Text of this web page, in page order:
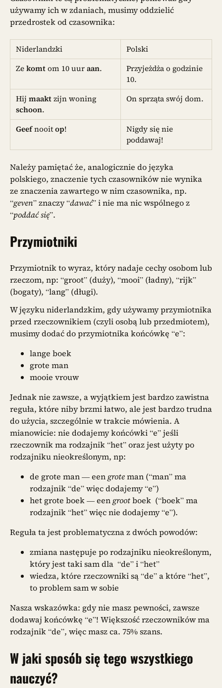
używamy ich w zdaniach, musimy oddzielić
przedrostek od czasownika:
Niderlandzki
Polski
Zekomtom 10 uuraan.
Przyjeżdża o godzinie
10.
Hijmaaktzijn woning
schoon.
On sprząta swój dom.
Geefnooitop!
Nigdy się nie
poddawaj!
Należy pamiętać że, analogicznie do języka
polskiego, znaczenie tych czasowników nie wynika
ze znaczenia zawartego w nim czasownika, np.
“geven” znaczy “dawać” i nie ma nic wspólnego z
“poddać się”.
Przymiotniki
Przymiotnik to wyraz, który nadaje cechy osobom lub
rzeczom, np: “groot” (duży), “mooi” (ładny), “rijk”
(bogaty), “lang” (długi).
W języku niderlandzkim, gdy używamy przymiotnika
przed rzeczownikiem (czyli osobą lub przedmiotem),
musimy dodać do przymiotnika końcówkę “e”:
lange boek
grote man
mooie vrouw
Jednak nie zawsze, a wyjątkiem jest bardzo zawistna
reguła, które niby brzmi łatwo, ale jest bardzo trudna
do użycia, szczególnie w trakcie mówienia. A
mianowicie: nie dodajemy końcówki “e” jeśli
rzeczownik ma rodzajnik “het” oraz jest użyty po
rodzajniku nieokreślonym, np:
de grote man — eengroteman (“man” ma
rodzajnik “de” więc dodajemy “e”)
het grote boek — eengrootboek (“boek” ma
rodzajnik “het” więc nie dodajemy “e”).
Reguła ta jest problematyczna z dwóch powodów:
zmiana następuje po rodzajniku nieokreślonym,
który jest taki sam dla “de” i “het”
wiedza, które rzeczowniki są “de” a które “het”,
to problem sam w sobie
Nasza wskazówka: gdy nie masz pewności, zawsze
dodawaj końcówkę “e”! Większość rzeczowników ma
rodzajnik “de”, więc masz ca. 75% szans.
W jaki sposób się tego wszystkiego
nauczyć?